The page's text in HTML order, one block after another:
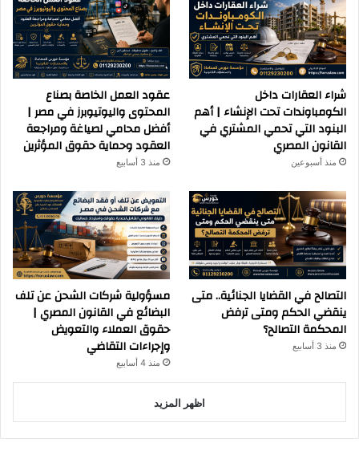
شراء العقارات داخل
الكومباوندات تحت الإنشاء | أهم
البنود التي تحمي المشتري في
القانون المصري
منذ أسبوعين
عقود العمل الخاصة بصناع
المحتوى واليوتيوبرز في مصر |
أفضل محامي لصياغة ومراجعة
العقود وحماية حقوق المؤثرين
منذ 3 أسابيع
التصالح في القضايا الجنائية.. متى
ينقضي الحكم ومتى ترفض
المحكمة التصالح؟
منذ 3 أسابيع
مسؤولية شركات الشحن عن تلف
البضائع في القانون المصري |
حقوق العملاء والتعويض
وإجراءات التقاضي
منذ 4 أسابيع
اظهر المزيد